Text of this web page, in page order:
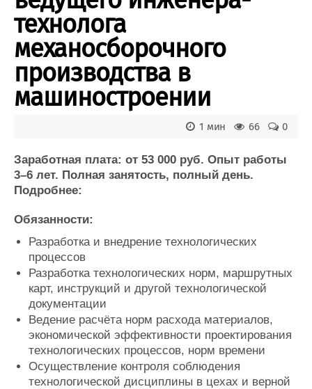
Образование
Яхты и катера
Еще
Судостроение
Пульс
Новости
Крюинг
Журнал
Реклама
Торговая площадка
Доска объявлений
Продажа флота
Услуги
Конференции
Выставки и семинары
Личности
Словарь
Флот
Форум
Отзывы
технолога
механосборочного
производства в
машиностроении
0
66
1 мин
Заработная плата: от 53 000 руб. Опыт работы
3–6 лет. Полная занятость, полный день.
Подробнее:
Обязанности:
Разработка и внедрение технологических
процессов
Разработка технологических норм, маршрутных
карт, инструкций и другой технологической
документации
Ведение расчёта норм расхода материалов,
экономической эффективности проектирования
технологических процессов, норм времени
Осуществление контроля соблюдения
технологической дисциплины в цехах и верной